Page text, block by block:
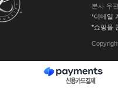
본사 우
*이메일
*쇼핑몰